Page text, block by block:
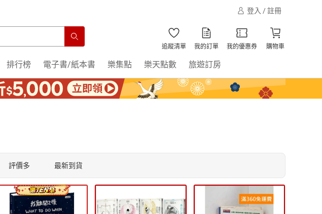
登入 / 註冊
追蹤清單 我的訂單 我的優惠券 購物車
排行榜 電子書/紙本書 樂集點 樂天點數 旅遊訂房
評價多 最新到貨